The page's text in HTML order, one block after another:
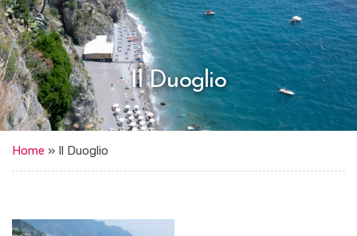
Il Duoglio
Home » Il Duoglio